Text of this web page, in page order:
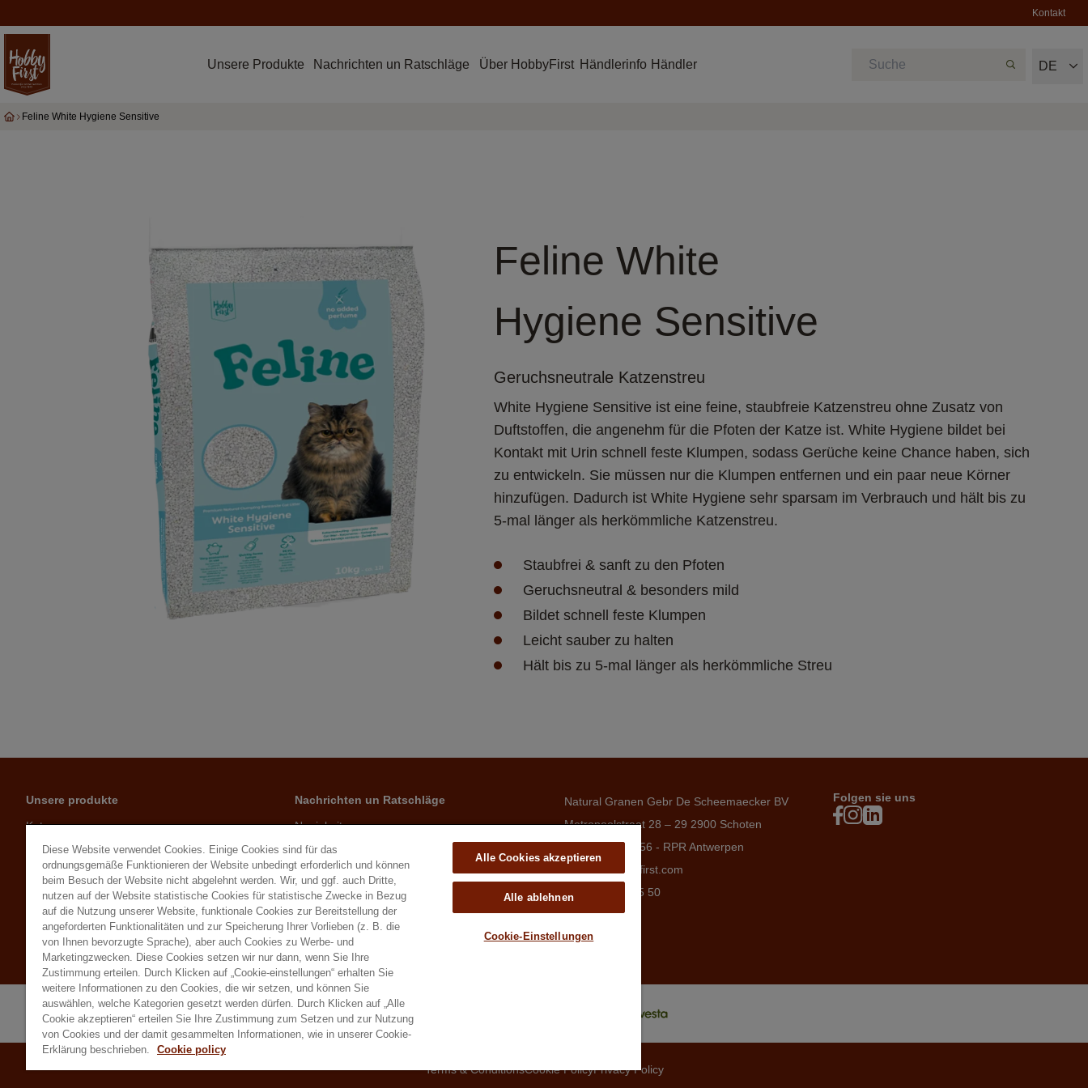
Kontakt
Unsere Produkte Nachrichten un Ratschläge Über HobbyFirst Händlerinfo Händler DE
Feline White Hygiene Sensitive
Feline White
Hygiene Sensitive
Geruchsneutrale Katzenstreu
White Hygiene Sensitive ist eine feine, staubfreie Katzenstreu ohne Zusatz von
Duftstoffen, die angenehm für die Pfoten der Katze ist. White Hygiene bildet bei
Kontakt mit Urin schnell feste Klumpen, sodass Gerüche keine Chance haben, sich
zu entwickeln. Sie müssen nur die Klumpen entfernen und ein paar neue Körner
hinzufügen. Dadurch ist White Hygiene sehr sparsam im Verbrauch und hält bis zu
5-mal länger als herkömmliche Katzenstreu.
Staubfrei & sanft zu den Pfoten
Geruchsneutral & besonders mild
Bildet schnell feste Klumpen
Leicht sauber zu halten
Hält bis zu 5-mal länger als herkömmliche Streu
Unsere produkte
Katze
Hund
Kleintiere
Geflügel
Herbivoren
Vögel
Besucher des Gartens
Nachrichten un Ratschläge
Neuigkeiten
Ratschläge
Natural Granen Gebr De Scheemaecker BV
Metropoolstraat 28 – 29 2900 Schoten
BE 0437.115.256 - RPR Antwerpen
E. info@hobbyfirst.com
T. +32 3 640 35 50
Folgen sie uns
Terms & ConditionsCookie PolicyPrivacy Policy
Diese Website verwendet Cookies. Einige Cookies sind für das
ordnungsgemäße Funktionieren der Website unbedingt erforderlich und können
beim Besuch der Website nicht abgelehnt werden. Wir, und ggf. auch Dritte,
nutzen auf der Website statistische Cookies für statistische Zwecke in Bezug
auf die Nutzung unserer Website, funktionale Cookies zur Bereitstellung der
angeforderten Funktionalitäten und zur Speicherung Ihrer Vorlieben (z. B. die
von Ihnen bevorzugte Sprache), aber auch Cookies zu Werbe- und
Marketingzwecken. Diese Cookies setzen wir nur dann, wenn Sie Ihre
Zustimmung erteilen. Durch Klicken auf „Cookie-einstellungen“ erhalten Sie
weitere Informationen zu den Cookies, die wir setzen, und können Sie
auswählen, welche Kategorien gesetzt werden dürfen. Durch Klicken auf „Alle
Cookie akzeptieren“ erteilen Sie Ihre Zustimmung zum Setzen und zur Nutzung
von Cookies und der damit gesammelten Informationen, wie in unserer Cookie-
Erklärung beschrieben.
Cookie policy
Alle Cookies akzeptieren
Alle ablehnen
Cookie-Einstellungen